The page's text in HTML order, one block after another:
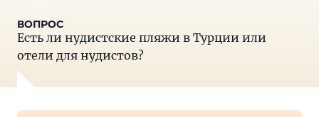
Есть ли нудистские пляжи в Турции или
отели для нудистов?